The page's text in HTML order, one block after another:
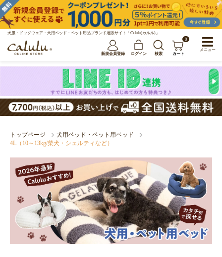
犬服・ドッグウェア・犬用ベッド・ペット用品ブランド通販サイト「Calulu(カルル)」
新規会員登録 ログイン 検索
0
カート
トップページ
犬用ベッド・ペット用ベッド
4L（10～13kg/柴犬・シェルティなど）
メニュー